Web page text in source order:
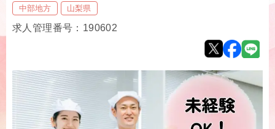
中部地方 山梨県
求人管理番号：190602